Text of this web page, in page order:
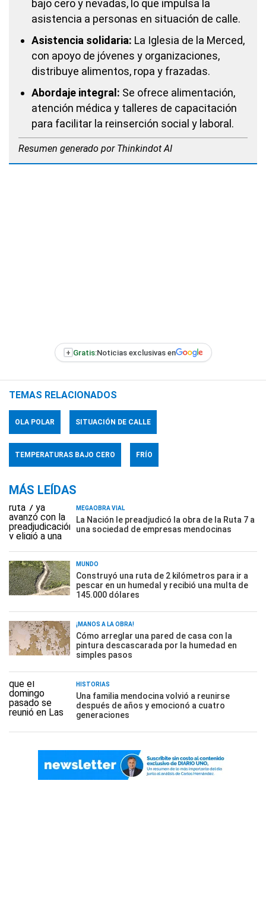
bajo cero y nevadas, lo que impulsa la
asistencia a personas en situación de calle.
Asistencia solidaria: La Iglesia de la Merced,
con apoyo de jóvenes y organizaciones,
distribuye alimentos, ropa y frazadas.
Abordaje integral: Se ofrece alimentación,
atención médica y talleres de capacitación
para facilitar la reinserción social y laboral.
Resumen generado por Thinkindot AI
+ Gratis:Noticias exclusivas en
TEMAS RELACIONADOS
OLA POLAR SITUACIÓN DE CALLE
TEMPERATURAS BAJO CERO FRÍO
MÁS LEÍDAS
MEGAOBRA VIAL
La Nación le preadjudicó la obra de la Ruta 7 a
una sociedad de empresas mendocinas
MUNDO
Construyó una ruta de 2 kilómetros para ir a
pescar en un humedal y recibió una multa de
145.000 dólares
¡MANOS A LA OBRA!
Cómo arreglar una pared de casa con la
pintura descascarada por la humedad en
simples pasos
HISTORIAS
Una familia mendocina volvió a reunirse
después de años y emocionó a cuatro
generaciones